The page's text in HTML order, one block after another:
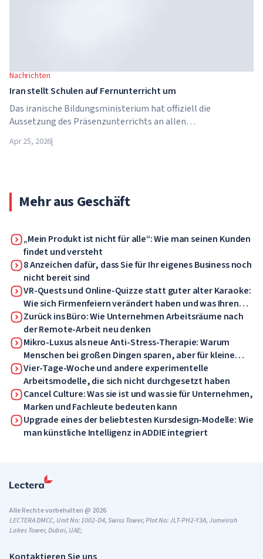
Nachrichten
Iran stellt Schulen auf Fernunterricht um
Das iranische Bildungsministerium hat offiziell die
Aussetzung des Präsenzunterrichts an allen
21. April wechseln Schulen, Hochschulen und Universitäten
Apr 25, 2026|
Mehr aus Geschäft
„Mein Produkt ist nicht für alle“: Wie man seinen Kunden
findet und versteht
8 Anzeichen dafür, dass Sie für Ihr eigenes Business noch
nicht bereit sind
VR-Quests und Online-Quizze statt guter alter Karaoke:
Wie sich Firmenfeiern verändert haben und was Ihren
Mitarbeitern jetzt gefallen wird
Zurück ins Büro: Wie Unternehmen Arbeitsräume nach
der Remote-Arbeit neu denken
Mikro-Luxus als neue Anti-Stress-Therapie: Warum
Menschen bei großen Dingen sparen, aber für kleine
Dinge Geld ausgeben
Vier-Tage-Woche und andere experimentelle
Arbeitsmodelle, die sich nicht durchgesetzt haben
Cancel Culture: Was sie ist und was sie für Unternehmen,
Marken und Fachleute bedeuten kann
Upgrade eines der beliebtesten Kursdesign-Modelle: Wie
man künstliche Intelligenz in ADDIE integriert
Alle Rechte vorbehalten @ 2026
LECTERA DMCC, Unit No: 1002-D4, Swiss Tower, Plot No: JLT-PH2-Y3A, Jumeirah
Lakes Tower, Dubai, UAE;